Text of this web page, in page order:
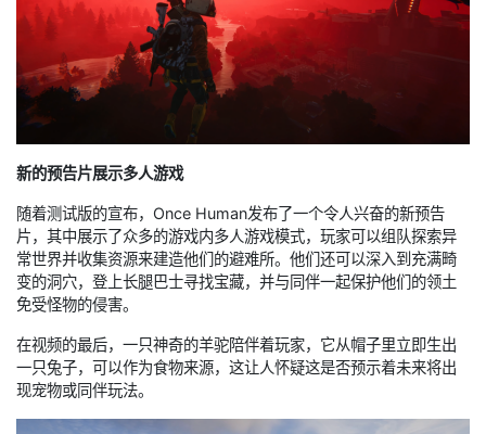
新的预告片展示多人游戏
随着测试版的宣布，Once Human发布了一个令人兴奋的新预告
片，其中展示了众多的游戏内多人游戏模式，玩家可以组队探索异
常世界并收集资源来建造他们的避难所。他们还可以深入到充满畸
变的洞穴，登上长腿巴士寻找宝藏，并与同伴一起保护他们的领土
免受怪物的侵害。
在视频的最后，一只神奇的羊驼陪伴着玩家，它从帽子里立即生出
一只兔子，可以作为食物来源，这让人怀疑这是否预示着未来将出
现宠物或同伴玩法。